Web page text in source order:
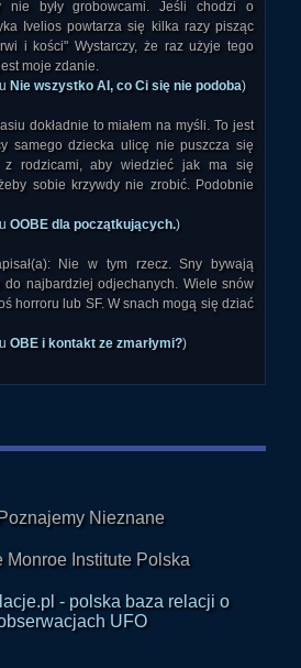
nie były grobowcami. Jeśli chodzi o
Ivelios powtarza się kilka razy pisząc
i kości" Wystarczy, że raz użyje tego
moje zdanie.
Nie wszystko AI, co Ci się nie podoba)
dokładnie to miałem na myśli. To jest
samego dziecka ulicę nie puszcza się
rodzicami, aby wiedzieć jak ma się
sobie krzywdy nie zrobić. Podobnie
OOBE dla początkujących.)
Nie w tym rzecz. Sny bywają
do najbardziej odjechanych. Wiele snów
horroru lub SF. W snach mogą się dziać
OBE i kontakt ze zmarłymi?)